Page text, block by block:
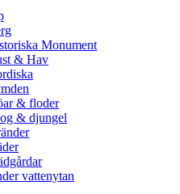
Monument
& Hav
& floder
& djungel
vattenytan